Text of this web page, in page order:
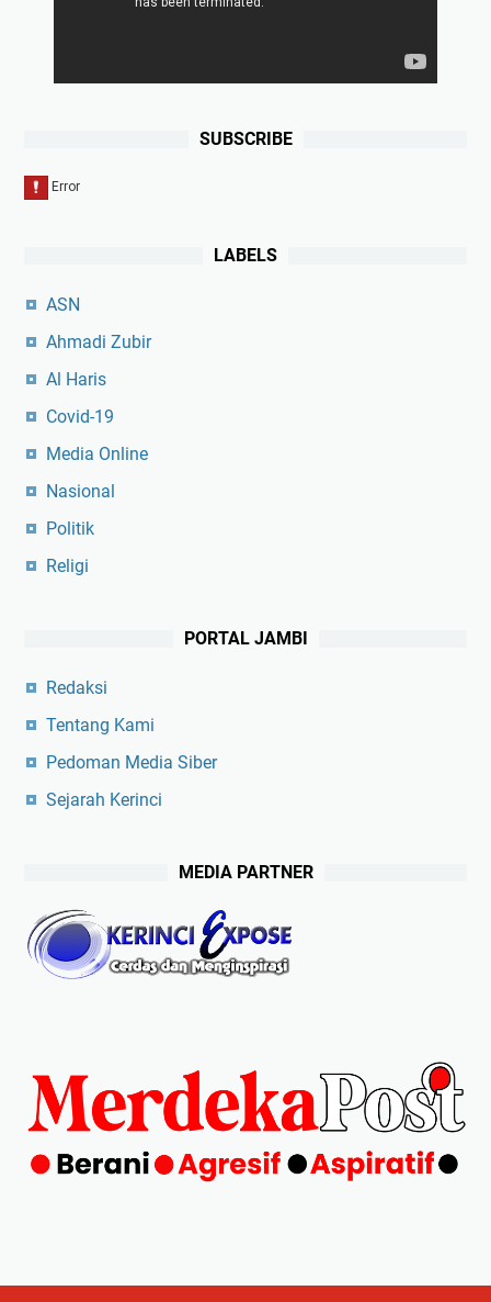
SUBSCRIBE
LABELS
ASN
Ahmadi Zubir
Al Haris
Covid-19
Media Online
Nasional
Politik
Religi
PORTAL JAMBI
Redaksi
Tentang Kami
Pedoman Media Siber
Sejarah Kerinci
MEDIA PARTNER